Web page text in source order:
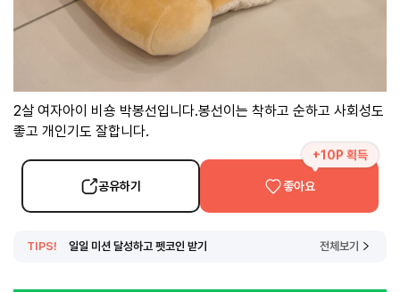
2살 여자아이 비숑 박봉선입니다.봉선이는 착하고 순하고 사회성도
좋고 개인기도 잘합니다.
공유하기
+10P 획득
좋아요
TIPS! 일일 미션 달성하고 펫코인 받기 전체보기